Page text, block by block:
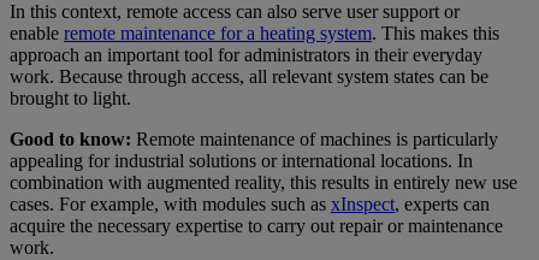
In this context, remote access can also serve user support or
enable remote maintenance for a heating system. This makes this
approach an important tool for administrators in their everyday
work. Because through access, all relevant system states can be
brought to light.
Good to know: Remote maintenance of machines is particularly
appealing for industrial solutions or international locations. In
combination with augmented reality, this results in entirely new use
cases. For example, with modules such as xInspect, experts can
acquire the necessary expertise to carry out repair or maintenance
work.